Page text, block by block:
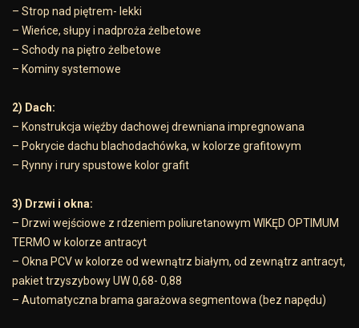
– Strop nad piętrem- lekki
– Wieńce, słupy i nadproża żelbetowe
– Schody na piętro żelbetowe
– Kominy systemowe
2) Dach:
– Konstrukcja więźby dachowej drewniana impregnowana
– Pokrycie dachu blachodachówka, w kolorze grafitowym
– Rynny i rury spustowe kolor grafit
3) Drzwi i okna:
– Drzwi wejściowe z rdzeniem poliuretanowym WIKĘD OPTIMUM
TERMO w kolorze antracyt
– Okna PCV w kolorze od wewnątrz białym, od zewnątrz antracyt,
pakiet trzyszybowy UW 0,68- 0,88
– Automatyczna brama garażowa segmentowa (bez napędu)